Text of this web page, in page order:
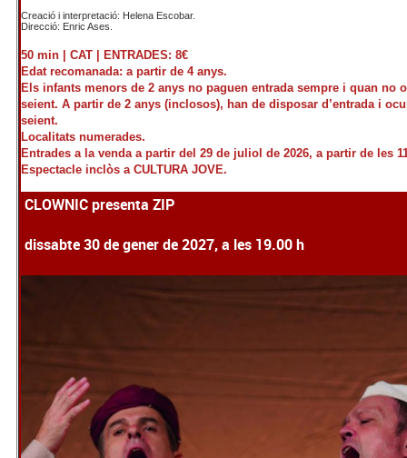
Creació i interpretació: Helena Escobar.
Direcció: Enric Ases.
50 min | CAT |
ENTRADES: 8€
Edat recomanada: a partir de 4 anys.
Els infants menors de 2 anys no paguen entrada sempre i quan no
seient. A partir de 2 anys (inclosos), han de disposar d’entrada i
seient.
Localitats numerades.
Entrades a la venda a partir del 29 de juliol de 2026, a partir de les
Espectacle inclòs a CULTURA JOVE.
CLOWNIC presenta ZIP
dissabte 30 de gener de 2027, a les 19.00 h